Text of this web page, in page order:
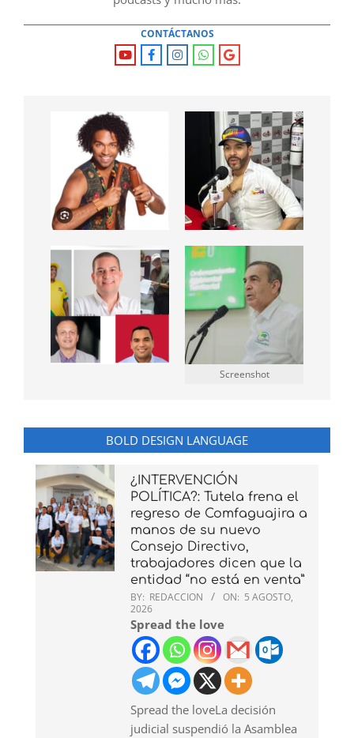
CONTÁCTANOS
Screenshot
BOLD DESIGN LANGUAGE
¿INTERVENCIÓN
POLÍTICA?: Tutela frena el
regreso de Comfaguajira a
manos de su nuevo
Consejo Directivo,
trabajadores dicen que la
entidad “no está en venta”
BY: REDACCION ON: 5 AGOSTO,
2026
Spread the love
Spread the loveLa decisión
judicial suspendió la Asamblea